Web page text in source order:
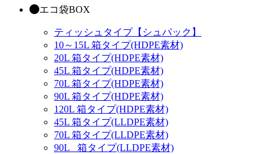
エコ袋BOX
ティッシュタイプ【シュパック】
10～15L 箱タイプ(HDPE素材)
20L 箱タイプ(HDPE素材)
45L 箱タイプ(HDPE素材)
70L 箱タイプ(HDPE素材)
90L 箱タイプ(HDPE素材)
120L 箱タイプ(HDPE素材)
45L 箱タイプ(LLDPE素材)
70L 箱タイプ(LLDPE素材)
90L_ 箱タイプ(LLDPE素材)